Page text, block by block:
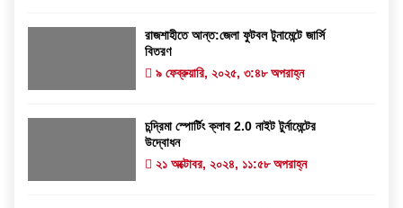
রাজশাহীতে আন্ত:জেলা ফুটবল টুনামেন্টে জার্সি
বিতরণ
৯ ফেব্রুয়ারি, ২০২৫, ৩:৪৮ অপরাহ্ন
চন্দ্রিমা স্পোর্টিং ক্লাব 2.0 নাইট টুর্নামেন্টের
উদ্বোধন
২১ অক্টোবর, ২০২৪, ১১:৫৮ অপরাহ্ন